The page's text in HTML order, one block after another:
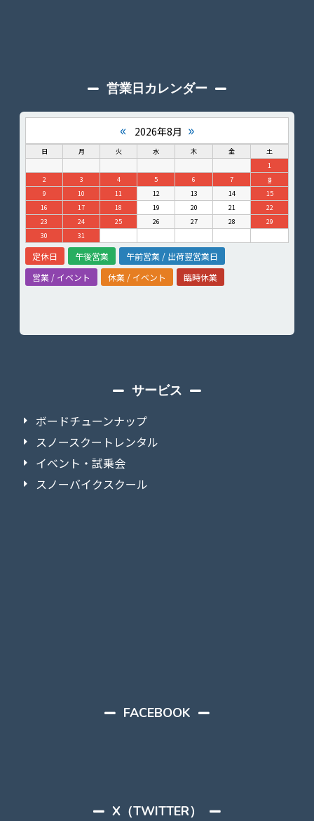
営業日カレンダー
« 2026年8月 »
日 月 火 水 木 金
土
1
2
3 4 5 6 7
8
9
10 11 12 13 14
15
16
17 18 19 20 21
22
23
24 25 26 27 28
29
30
31
定休日 午後営業
午前営業 / 出荷翌営業日
営業 / イベント
休業 / イベント 臨時休業
サービス
ボードチューンナップ
スノースクートレンタル
イベント・試乗会
スノーバイクスクール
FACEBOOK
X（TWITTER）